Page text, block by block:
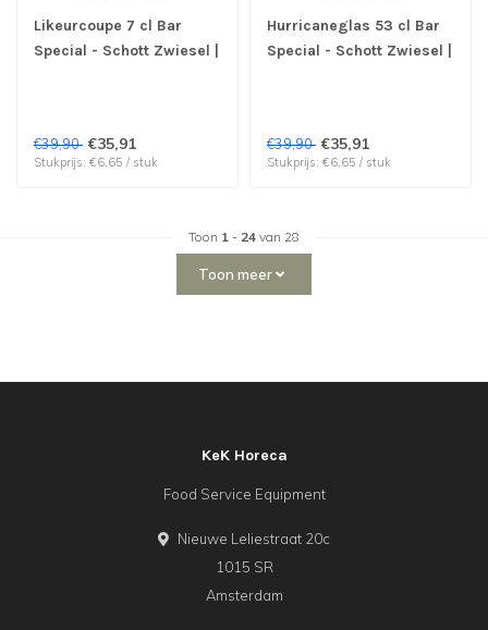
Likeurcoupe 7 cl Bar
Special - Schott Zwiesel |
€39,90 €35,91
Stukprijs: €6,65 / stuk
Hurricaneglas 53 cl Bar
Special - Schott Zwiesel |
€39,90 €35,91
Stukprijs: €6,65 / stuk
Toon 1 - 24 van 28
Toon meer
KeK Horeca
Food Service Equipment
Nieuwe Leliestraat 20c
1015 SR
Amsterdam